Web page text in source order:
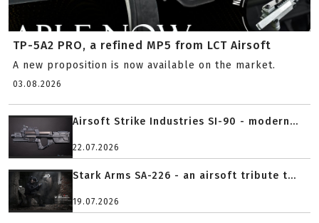
TP-5A2 PRO, a refined MP5 from LCT Airsoft
A new proposition is now available on the market.
03.08.2026
Airsoft Strike Industries SI-90 - modern...
22.07.2026
Stark Arms SA-226 - an airsoft tribute t...
19.07.2026